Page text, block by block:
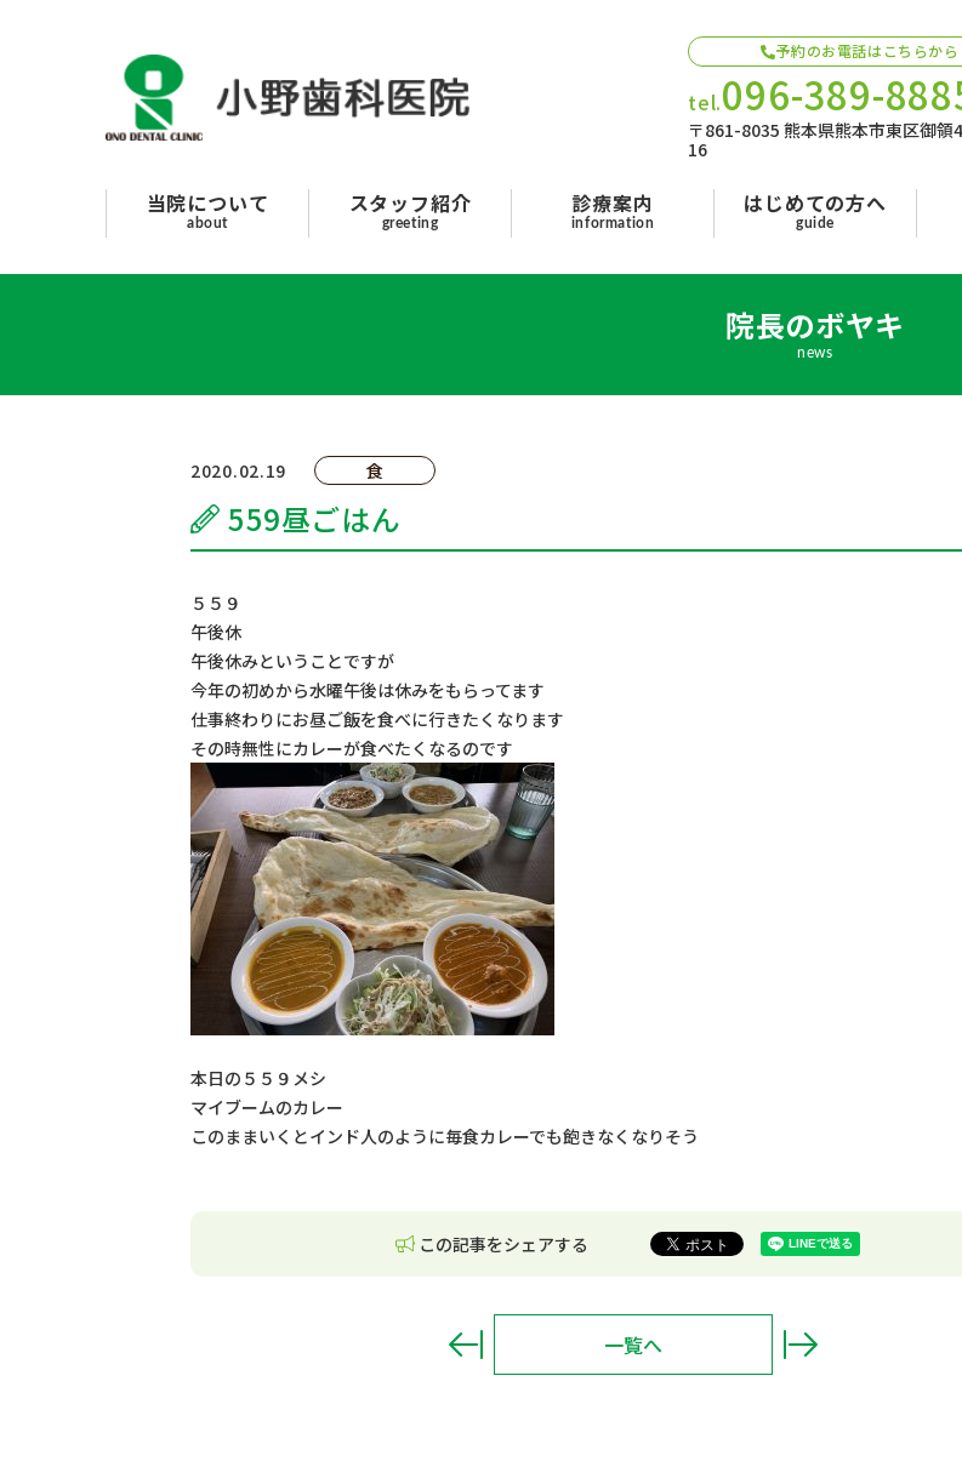
予約のお電話はこちらから
tel.096-389-
〒861-8035 熊本県熊本市東区御領
16
当院について
about
スタッフ紹介
greeting
診療案内
information
はじめての方へ
guide
院長のボヤキ
news
2020.02.19 食
559昼ごはん
５５９
午後休
午後休みということですが
今年の初めから水曜午後は休みをもらってます
仕事終わりにお昼ご飯を食べに行きたくなります
その時無性にカレーが食べたくなるのです
本日の５５９メシ
マイブームのカレー
このままいくとインド人のように毎食カレーでも飽きなくなりそう
この記事をシェアする
一覧へ
当院について